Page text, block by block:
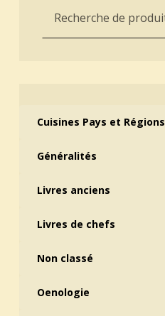
Recherche pour :
Cuisines Pays et Régions
Généralités
Livres anciens
Livres de chefs
Non classé
Oenologie